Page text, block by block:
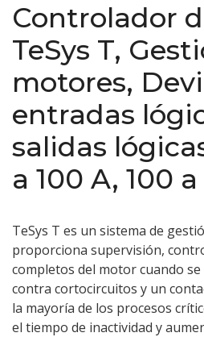
Controlador
TeSys T,
motores,
entradas
salidas
a 100 A, 100
TeSys T es un sistema de
proporciona supervisión,
completos del motor cuando
contra cortocircuitos y un
la mayoría de los procesos
el tiempo de inactividad y